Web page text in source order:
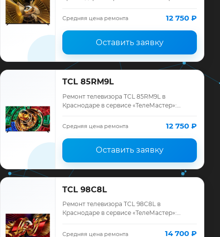
ремонта, запчасти и гарантия до 12
Средняя цена ремонта 12 750 ₽
Оставить заявку
TCL 85RM9L
Ремонт телевизора TCL 85RM9L в
Краснодаре в сервисе «ТелеМастер»:
ремонта, запчасти и гарантия до 12
месяцев.
Средняя цена ремонта 12 750 ₽
Оставить заявку
TCL 98C8L
Ремонт телевизора TCL 98C8L в
Краснодаре в сервисе «ТелеМастер»:
ремонта, запчасти и гарантия до 12
Средняя цена ремонта 14 700 ₽